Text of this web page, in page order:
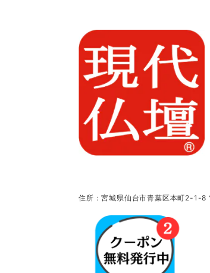
住所：宮城県仙台市青葉区本町2-1-